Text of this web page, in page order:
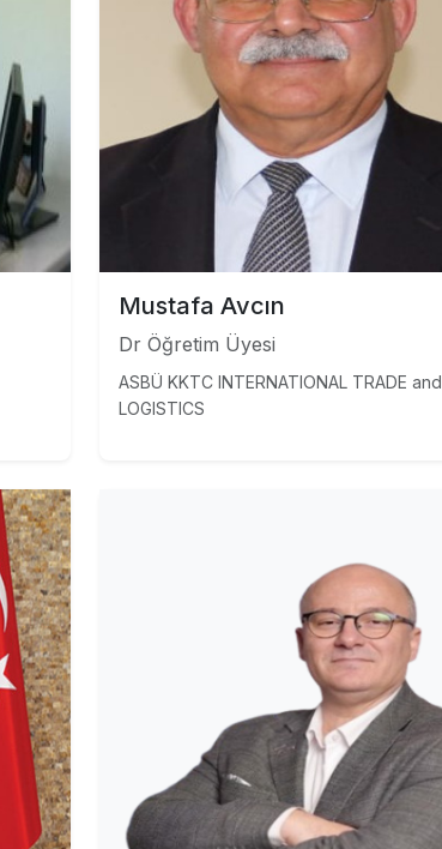
Mustafa Avcın
Dr Öğretim Üyesi
ASBÜ KKTC INTERNATIONAL TRADE and
LOGISTICS